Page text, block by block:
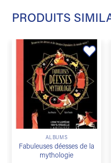
PRODUITS
Ajouter
à la
liste de
souhaits
ALBUMS
Fabuleuses déesses de la
mythologie